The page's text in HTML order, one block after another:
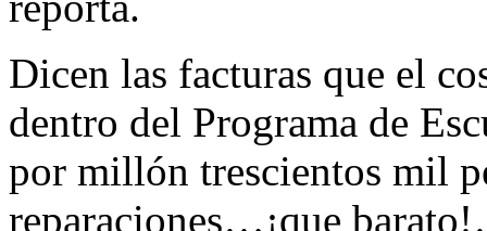
Dicen las facturas que el
dentro del Programa de
por millón trescientos mil
reparaciones…¡que